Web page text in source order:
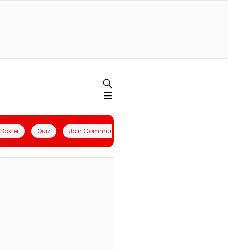
Quiz Join Community